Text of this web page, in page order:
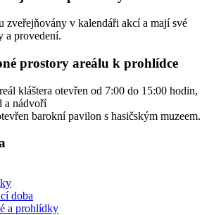
zveřejňovány v kalendáři akcí a mají své
a provedení.
prostory areálu k prohlídce
kláštera otevřen od 7:00 do 15:00 hodin,
a nádvoří
barokní pavilon s hasičským muzeem.
doba
a prohlídky